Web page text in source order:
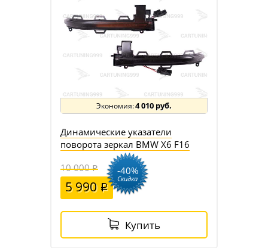
4 010 руб.
Динамические указатели
поворота зеркал BMW X6 F16
10 000
5 990
-40%
Скидка
Купить